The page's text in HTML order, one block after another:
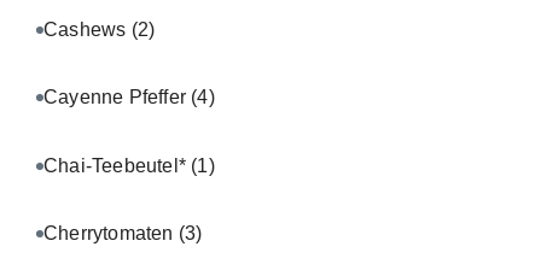
Cashews (2)
Cayenne Pfeffer (4)
Chai-Teebeutel* (1)
Cherrytomaten (3)